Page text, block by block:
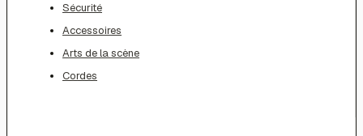
Sécurité
Accessoires
Arts de la scène
Cordes